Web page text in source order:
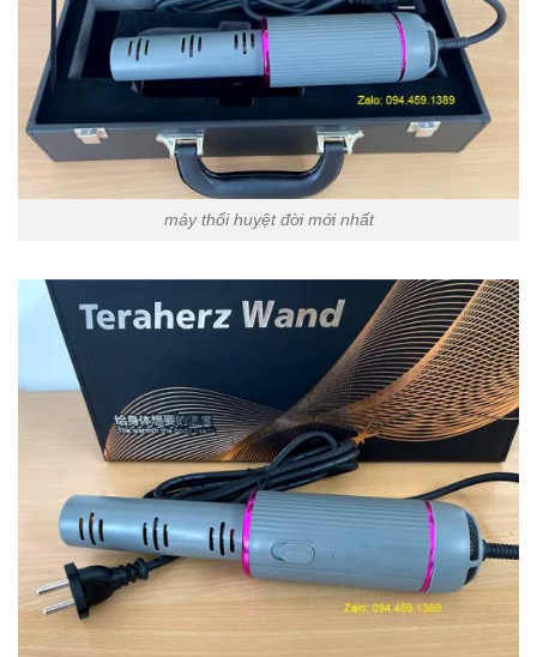
máy thổi huyệt đời mới nhất